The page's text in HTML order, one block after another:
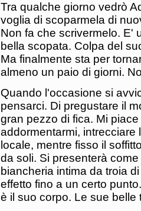
Tra qualche giorno vedrò
voglia di scoparmela di
Non fa che scrivermelo. E'
bella scopata. Colpa del
Ma finalmente sta per
almeno un paio di giorni.
Quando l'occasione si
pensarci. Di pregustare il
gran pezzo di fica. Mi
addormentarmi, intrecciare
locale, mentre fisso il
da soli. Si presenterà
biancheria intima da troia
effetto fino a un certo
è il suo corpo. Le sue belle